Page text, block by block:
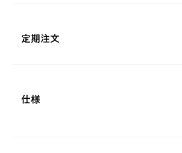
定期注文
仕様